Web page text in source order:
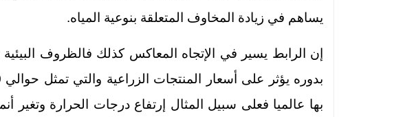
يساهم في زيادة المخاوف المتعلقة بنوعية المياه.
إن الرابط يسير في الإتجاه المعاكس كذلك فالظروف البيئية
بها عالميا فعلى سبيل المثال إرتفاع درجات الحرارة